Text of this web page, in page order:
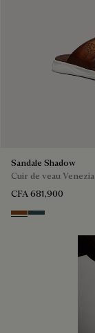
Sandale Shadow
Cuir de veau Venezia
CFA 681,900
Cacao Intenso
Mysterious